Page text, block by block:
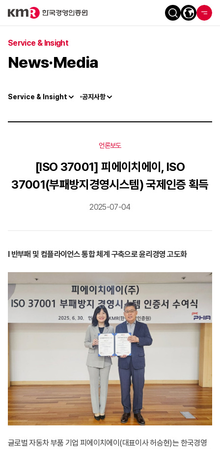
Service & Insight
News·Media
Service & Insight 공지사항
언론보도
[ISO 37001] 피에이치에이, ISO
37001(부패방지경영시스템) 국제인증 획득
2025-07-04
l 반부패 및 컴플라이언스 통합 체계 구축으로 윤리경영 고도화
글로벌 자동차 부품 기업 피에이치에이(대표이사 허승현)는 한국경영